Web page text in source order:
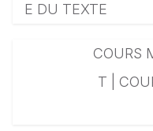
E DU TEXTE
COURS
T |